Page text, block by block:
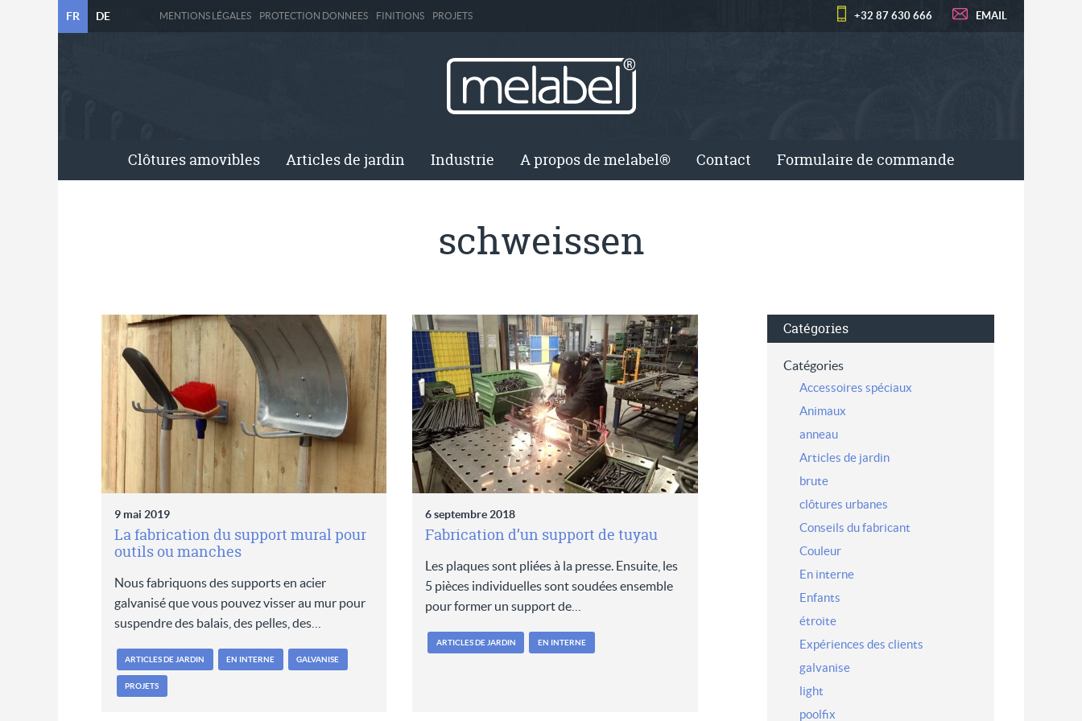
FR DE MENTIONS LÉGALES PROTECTION DONNEES FINITIONS PROJETS +32 87 630 666 EMAIL
Clôtures amovibles Articles de jardin Industrie A propos de melabel® Contact Formulaire de commande
schweissen
9 mai 2019
La fabrication du support mural pour
outils ou manches
Nous fabriquons des supports en acier
galvanisé que vous pouvez visser au mur pour
suspendre des balais, des pelles, des…
ARTICLES DE JARDIN EN INTERNE GALVANISE
PROJETS
6 septembre 2018
Fabrication d’un support de tuyau
Les plaques sont pliées à la presse. Ensuite, les
5 pièces individuelles sont soudées ensemble
pour former un support de…
ARTICLES DE JARDIN EN INTERNE
Catégories
Catégories
Accessoires spéciaux
Animaux
anneau
Articles de jardin
brute
clôtures urbanes
Conseils du fabricant
Couleur
En interne
Enfants
étroite
Expériences des clients
galvanise
light
poolfix